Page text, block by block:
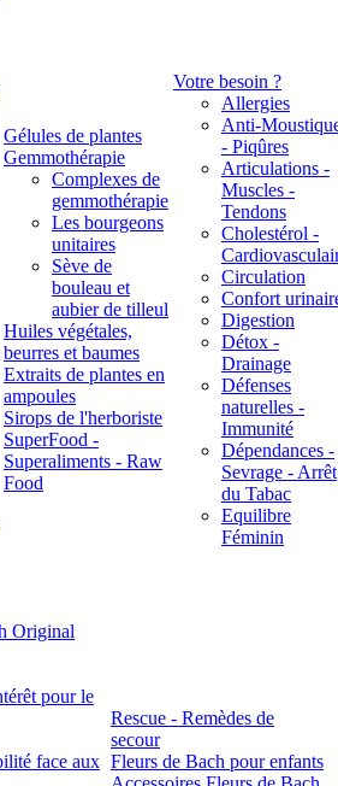
Gélules de plantes
Gemmothérapie
Complexes de
gemmothérapie
Les bourgeons
unitaires
Sève de
bouleau et
aubier de tilleul
Huiles végétales,
beurres et baumes
Extraits de plantes en
ampoules
Sirops de l'herboriste
SuperFood -
Superaliments - Raw
Food
Votre besoin ?
Allergies
Anti-
- Piqûres
Articulations -
Muscles -
Tendons
Cholestérol -
Circulation
Confort
Digestion
Détox -
Drainage
Défenses
naturelles -
Immunité
Dépendances -
Sevrage - Arrêt
du Tabac
Equilibre
Féminin
Original
pour le
face aux
Rescue - Remèdes de
secour
Fleurs de Bach pour enfants